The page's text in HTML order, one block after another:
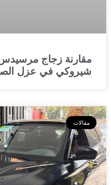
شيروكي في عزل
مقالات